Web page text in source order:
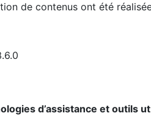
de contenus ont été
d’assistance et outils